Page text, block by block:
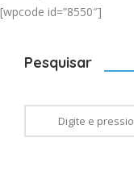
[wpcode id=”8550″]
Pesquisar